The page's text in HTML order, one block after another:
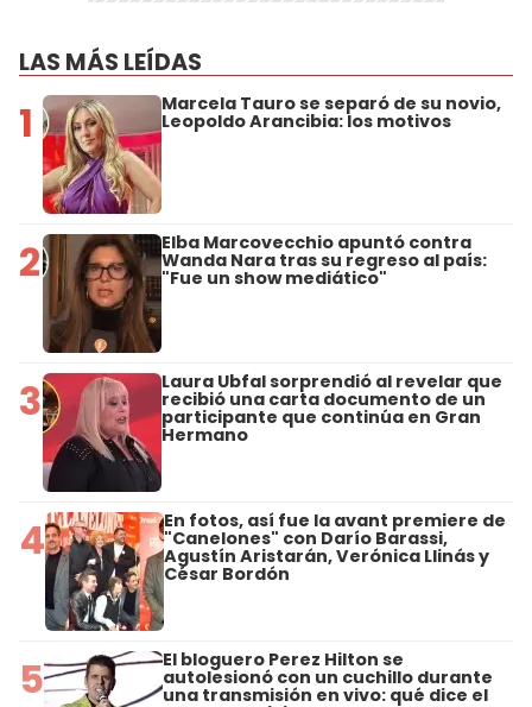
LAS MÁS LEÍDAS
1 Marcela Tauro se separó de su novio,
Leopoldo Arancibia: los motivos
2 Elba Marcovecchio apuntó contra
Wanda Nara tras su regreso al país:
"Fue un show mediático"
3 Laura Ubfal sorprendió al revelar que
recibió una carta documento de un
participante que continúa en Gran
Hermano
4 En fotos, así fue la avant premiere de
"Canelones" con Darío Barassi,
Agustín Aristarán, Verónica Llinás y
César Bordón
5 El bloguero Perez Hilton se
autolesionó con un cuchillo durante
una transmisión en vivo: qué dice el